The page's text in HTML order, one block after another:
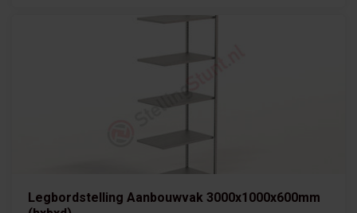
Legbordstelling Aanbouwvak 3000x1000x600mm